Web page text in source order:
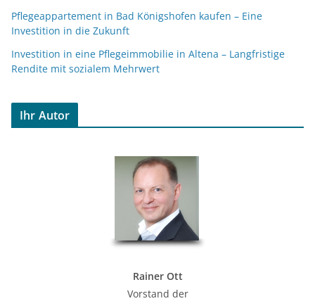
Pflegeappartement in Bad Königshofen kaufen – Eine
Investition in die Zukunft
Investition in eine Pflegeimmobilie in Altena – Langfristige
Rendite mit sozialem Mehrwert
Ihr Autor
Rainer Ott
Vorstand der